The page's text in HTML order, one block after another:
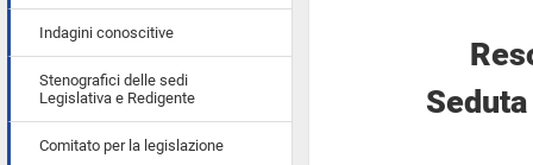
Indagini conoscitive
Stenografici delle sedi
Legislativa e Redigente
Comitato per la legislazione